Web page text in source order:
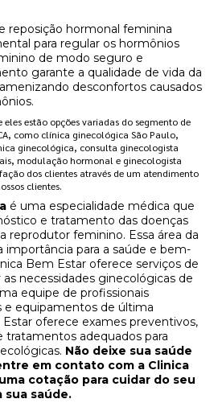
reposição hormonal feminina
para regular os hormônios
de modo seguro e
garante a qualidade de vida da
desconfortos causados
eles estão opções variadas do segmento de
como clínica ginecológica São Paulo,
ginecológica, consulta ginecologista
modulação hormonal e ginecologista
dos clientes através de um atendimento
clientes.
é uma especialidade médica que
e tratamento das doenças
reprodutor feminino. Essa área da
para a saúde e bem-
Bem Estar oferece serviços de
necessidades ginecológicas de
equipe de profissionais
e equipamentos de última
Estar oferece exames preventivos,
tratamentos adequados para
Não deixe sua saúde
em contato com a Clinica
cotação para cuidar do seu
sua saúde.